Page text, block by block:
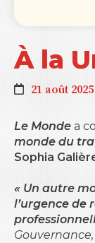
À la
21 août 2025
Le Monde a
monde du
Sophia
« Un autre
l’urgence de